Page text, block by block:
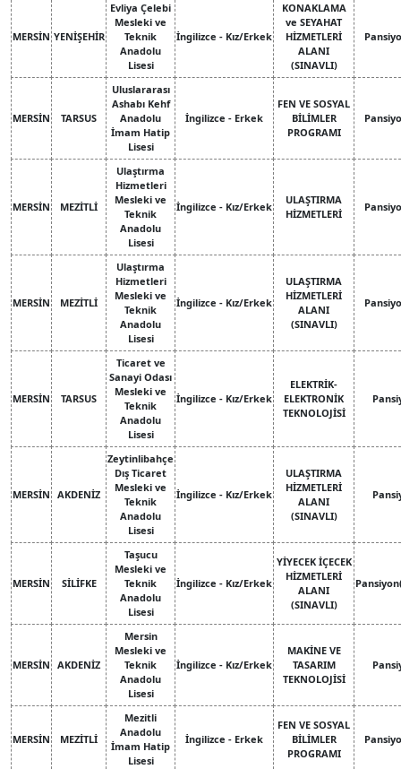
MERSİN YENİŞEHİR
Evliya Çelebi
Mesleki ve
Teknik
Anadolu
Lisesi
İngilizce - Kız/Erkek
KONAKLAMA
ve SEYAHAT
HİZMETLERİ
ALANI
(SINAVLI)
MERSİN TARSUS
Uluslararası
Ashabı Kehf
Anadolu
İmam Hatip
Lisesi
İngilizce - Erkek
FEN VE SOSYAL
BİLİMLER
PROGRAMI
MERSİN MEZİTLİ
Ulaştırma
Hizmetleri
Mesleki ve
Teknik
Anadolu
Lisesi
İngilizce - Kız/Erkek
ULAŞTIRMA
HİZMETLERİ
MERSİN MEZİTLİ
Ulaştırma
Hizmetleri
Mesleki ve
Teknik
Anadolu
Lisesi
İngilizce - Kız/Erkek
ULAŞTIRMA
HİZMETLERİ
ALANI
(SINAVLI)
MERSİN TARSUS
Ticaret ve
Sanayi Odası
Mesleki ve
Teknik
Anadolu
Lisesi
İngilizce - Kız/Erkek
ELEKTRİK-
ELEKTRONİK
TEKNOLOJİSİ
MERSİN AKDENİZ
Zeytinlibahçe
Dış Ticaret
Mesleki ve
Teknik
Anadolu
Lisesi
İngilizce - Kız/Erkek
ULAŞTIRMA
HİZMETLERİ
ALANI
(SINAVLI)
MERSİN SİLİFKE
Taşucu
Mesleki ve
Teknik
Anadolu
Lisesi
İngilizce - Kız/Erkek
YİYECEK İÇECEK
HİZMETLERİ
ALANI
(SINAVLI)
MERSİN AKDENİZ
Mersin
Mesleki ve
Teknik
Anadolu
Lisesi
İngilizce - Kız/Erkek
MAKİNE VE
TASARIM
TEKNOLOJİSİ
MERSİN MEZİTLİ
Mezitli
Anadolu
İmam Hatip
Lisesi
İngilizce - Erkek
FEN VE SOSYAL
BİLİMLER
PROGRAMI